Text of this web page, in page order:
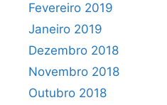
Fevereiro 2019
Janeiro 2019
Dezembro 2018
Novembro 2018
Outubro 2018